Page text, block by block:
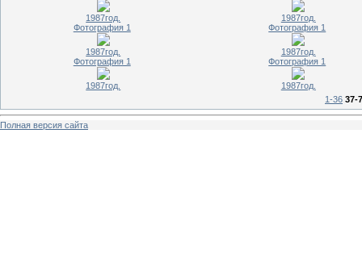
1987год.
1987год.
Фотография 1
1987год.
Фотография 1
1987год.
Фотография 1
1987год.
Фотография 1
1987год.
1-36 37-
Полная версия сайта